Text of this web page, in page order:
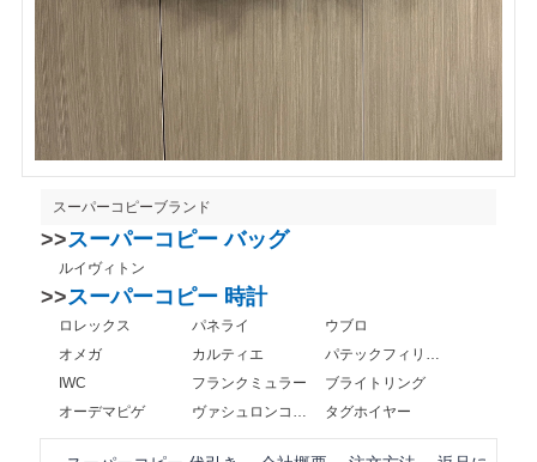
スーパーコピーブランド
>>スーパーコピー バッグ
ルイヴィトン
>>スーパーコピー 時計
ロレックス パネライ
ウブロ
オメガ
カルティエ
IWC
フランクミュラー
ブライトリング
オーデマピゲ
タグホイヤー